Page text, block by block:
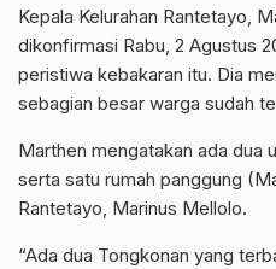
Kepala Kelurahan Rantetayo,
dikonfirmasi Rabu, 2 Agustus
peristiwa kebakaran itu. Dia
sebagian besar warga sudah
Marthen mengatakan ada dua
serta satu rumah panggung
Rantetayo, Marinus Mellolo.
“Ada dua Tongkonan yang